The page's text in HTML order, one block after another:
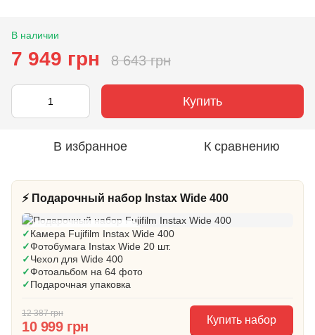
В наличии
7 949 грн 8 643 грн
Купить
В избранное К сравнению
⚡ Подарочный набор Instax Wide 400
🎁 Готовый подарок
✓Камера Fujifilm Instax Wide 400
✓Фотобумага Instax Wide 20 шт.
✓Чехол для Wide 400
✓Фотоальбом на 64 фото
✓Подарочная упаковка
12 387 грн
10 999 грн Купить набор